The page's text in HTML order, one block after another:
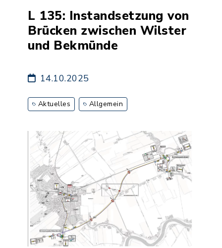
L 135: Instandsetzung von
Brücken zwischen Wilster
und Bekmünde
14.10.2025
Aktuelles Allgemein